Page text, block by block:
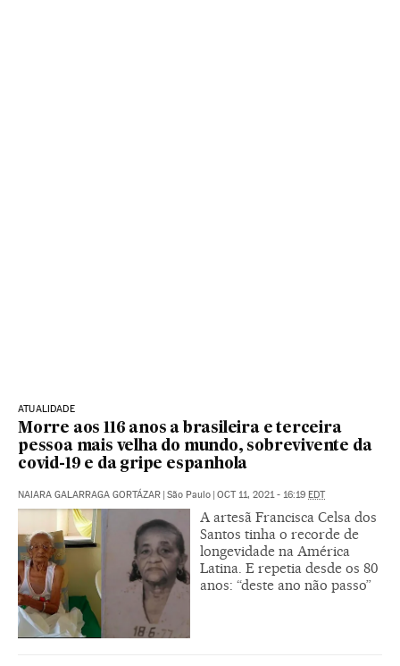
ATUALIDADE
Morre aos 116 anos a brasileira e terceira
pessoa mais velha do mundo, sobrevivente da
covid-19 e da gripe espanhola
NAIARA GALARRAGA GORTÁZAR | São Paulo | OCT 11, 2021 - 16:19 EDT
A artesã Francisca Celsa dos
Santos tinha o recorde de
longevidade na América
Latina. E repetia desde os 80
anos: “deste ano não passo”